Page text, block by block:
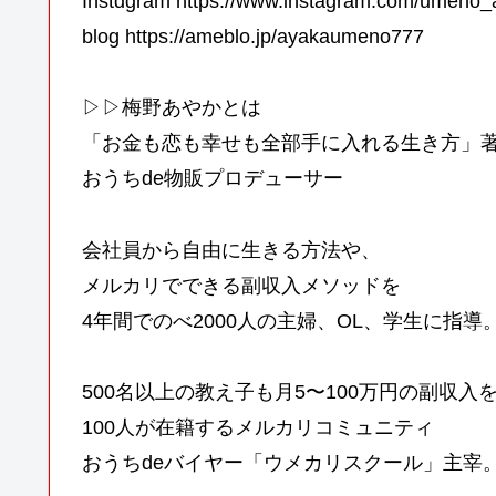
blog https://ameblo.jp/ayakaumeno777
▷▷梅野あやかとは
「お金も恋も幸せも全部手に入れる生き方」
おうちde物販プロデューサー
会社員から自由に生きる方法や、
メルカリでできる副収入メソッドを
4年間でのべ2000人の主婦、OL、学生に指導。
500名以上の教え子も月5〜100万円の副収入を
100人が在籍するメルカリコミュニティ
おうちdeバイヤー「ウメカリスクール」主宰。